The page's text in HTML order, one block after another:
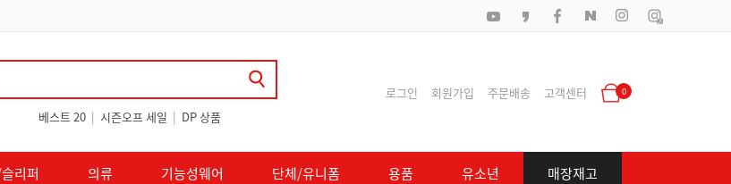
베스트 20 | 시즌오프 세일 | DP 상품
로그인 회원가입 주문배송 고객센터 0
리퍼 의류 기능성웨어 단체/유니폼 용품 유소년 매장재고